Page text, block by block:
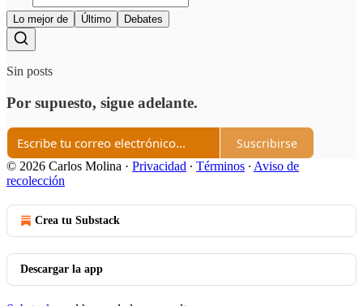
Lo mejor de Último Debates
Sin posts
Por supuesto, sigue adelante.
Suscribirse
© 2026 Carlos Molina · Privacidad ∙ Términos ∙ Aviso de
recolección
Crea tu Substack
Descargar la app